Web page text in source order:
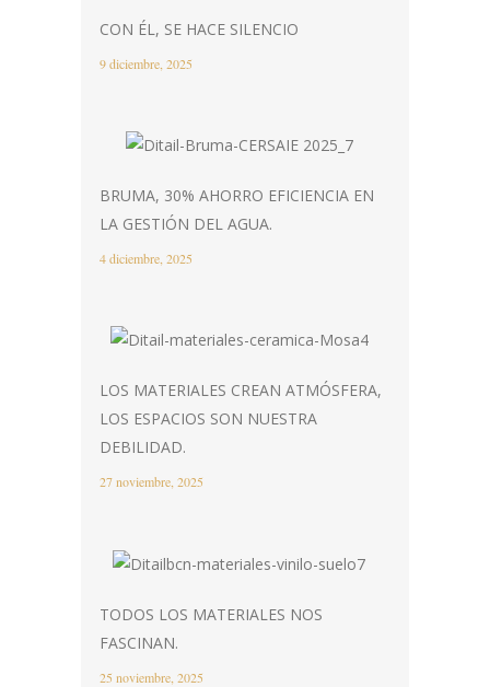
CON ÉL, SE HACE SILENCIO
9 diciembre, 2025
BRUMA, 30% AHORRO EFICIENCIA EN
LA GESTIÓN DEL AGUA.
4 diciembre, 2025
LOS MATERIALES CREAN ATMÓSFERA,
LOS ESPACIOS SON NUESTRA
DEBILIDAD.
27 noviembre, 2025
TODOS LOS MATERIALES NOS
FASCINAN.
25 noviembre, 2025